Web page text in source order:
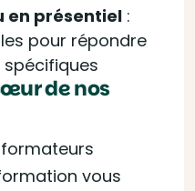
en présentiel :
pour répondre
de nos
vous